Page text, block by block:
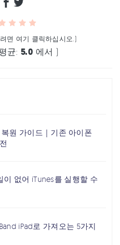
면 여기 클릭하십시오.)
균: 5.0 에서 )
원 가이드｜기존 아이폰
이 없어 iTunes를 실행할 수
iPad로 가져오는 5가지